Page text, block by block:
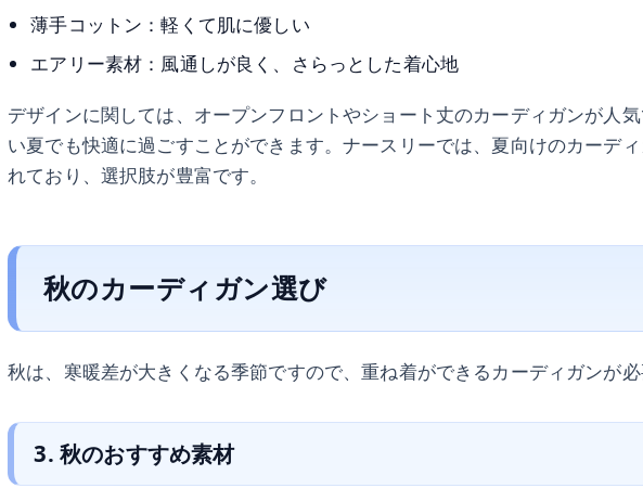
薄手コットン：軽くて肌に優しい
エアリー素材：風通しが良く、さらっとした着心地
デザインに関しては、オープンフロントやショート丈のカーディガンが人
い夏でも快適に過ごすことができます。ナースリーでは、夏向けのカーデ
れており、選択肢が豊富です。
秋のカーディガン選び
秋は、寒暖差が大きくなる季節ですので、重ね着ができるカーディガンが必
3. 秋のおすすめ素材